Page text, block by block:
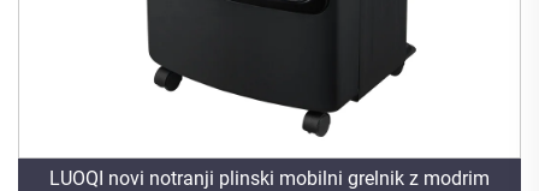
LUOQI novi notranji plinski mobilni grelnik z modrim